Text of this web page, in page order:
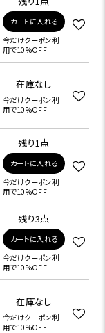
カートに入れる
今だけクーポン利
用で10%OFF
在庫なし
今だけクーポン利
用で10%OFF
残り1点
カートに入れる
今だけクーポン利
用で10%OFF
残り3点
カートに入れる
今だけクーポン利
用で10%OFF
在庫なし
今だけクーポン利
用で10%OFF